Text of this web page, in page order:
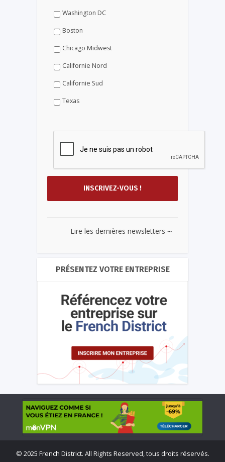
Washington DC
Boston
Chicago Midwest
Californie Nord
Californie Sud
Texas
Lire les dernières newsletters ...
PRÉSENTEZ VOTRE ENTREPRISE
© 2025 French District. All Rights Reserved, tous droits réservés.